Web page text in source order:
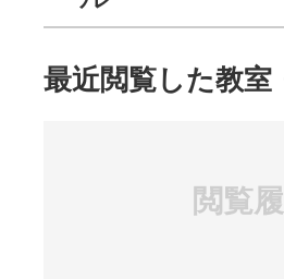
最近閲覧した教室
閲覧